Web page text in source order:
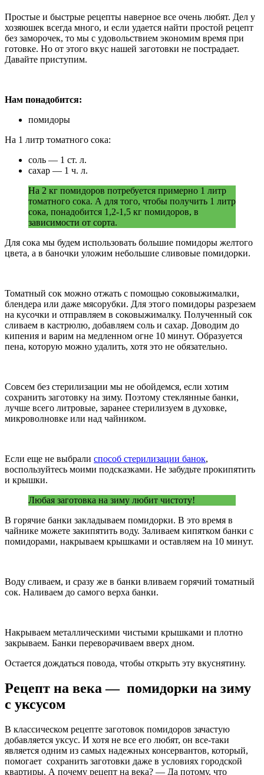
Простые и быстрые рецепты наверное все очень любят. Дел у
хозяюшек всегда много, и если удается найти простой рецепт
без заморочек, то мы с удовольствием экономим время при
готовке. Но от этого вкус нашей заготовки не пострадает.
Давайте приступим.
Нам понадобится:
помидоры
На 1 литр томатного сока:
соль — 1 ст. л.
сахар — 1 ч. л.
На 2 кг помидоров потребуется примерно 1 литр
томатного сока. А для того, чтобы получить 1 литр
сока, понадобится 1,2-1,5 кг помидоров, в
зависимости от сорта.
Для сока мы будем использовать большие помидоры желтого
цвета, а в баночки уложим небольшие сливовые помидорки.
Томатный сок можно отжать с помощью соковыжималки,
блендера или даже мясорубки. Для этого помидоры разрезаем
на кусочки и отправляем в соковыжималку. Полученный сок
сливаем в кастрюлю, добавляем соль и сахар. Доводим до
кипения и варим на медленном огне 10 минут. Образуется
пена, которую можно удалить, хотя это не обязательно.
Совсем без стерилизации мы не обойдемся, если хотим
сохранить заготовку на зиму. Поэтому стеклянные банки,
лучше всего литровые, заранее стерилизуем в духовке,
микроволновке или над чайником.
Если еще не выбрали способ стерилизации банок,
воспользуйтесь моими подсказками. Не забудьте прокипятить
и крышки.
Любая заготовка на зиму любит чистоту!
В горячие банки закладываем помидорки. В это время в
чайнике можете закипятить воду. Заливаем кипятком банки с
помидорами, накрываем крышками и оставляем на 10 минут.
Воду сливаем, и сразу же в банки вливаем горячий томатный
сок. Наливаем до самого верха банки.
Накрываем металлическими чистыми крышками и плотно
закрываем. Банки переворачиваем вверх дном.
Остается дождаться повода, чтобы открыть эту вкуснятину.
Рецепт на века — помидорки на зиму
с уксусом
В классическом рецепте заготовок помидоров зачастую
добавляется уксус. И хотя не все его любят, он все-таки
является одним из самых надежных консервантов, который,
помогает сохранить заготовки даже в условиях городской
квартиры. А почему рецепт на века? — Да потому, что